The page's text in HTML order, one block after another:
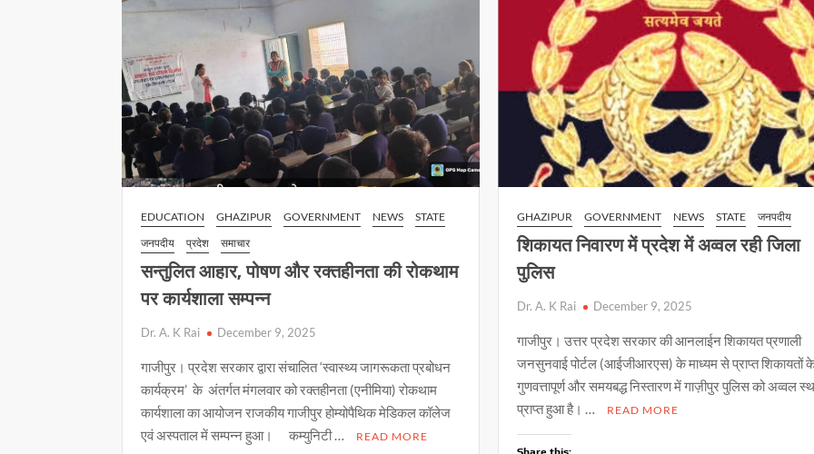
EDUCATION GHAZIPUR GOVERNMENT NEWS
STATE
जनपदीय
प्रदेश समाचार
सन्तुलित आहार, पोषण और रक्तहीनता की रोकथाम
पर कार्यशाला सम्पन्न
Dr. A. K Rai December 9, 2025
गाजीपुर। प्रदेश सरकार द्वारा संचालित ‘स्वास्थ्य जागरूकता प्रबोधन
कार्यक्रम’ के अंतर्गत मंगलवार को रक्तहीनता (एनीमिया) रोकथाम
कार्यशाला का आयोजन राजकीय गाजीपुर होम्योपैथिक मेडिकल कॉलेज
एवं अस्पताल में सम्पन्न हुआ। कम्युनिटी …
READ MORE
GHAZIPUR GOVERNMENT NEWS STATE जनपदीय
शिकायत निवारण में प्रदेश में अव्वल रही जिला
पुलिस
Dr. A. K Rai December 9, 2025
गाजीपुर। उत्तर प्रदेश सरकार की आनलाईन शिकायत प्रणाली
जनसुनवाई पोर्टल (आईजीआरएस) के माध्यम से प्राप्त शिकायतों
गुणवत्तापूर्ण और समयबद्ध निस्तारण में गाज़ीपुर पुलिस को अव्वल
प्राप्त हुआ है। …
READ MORE